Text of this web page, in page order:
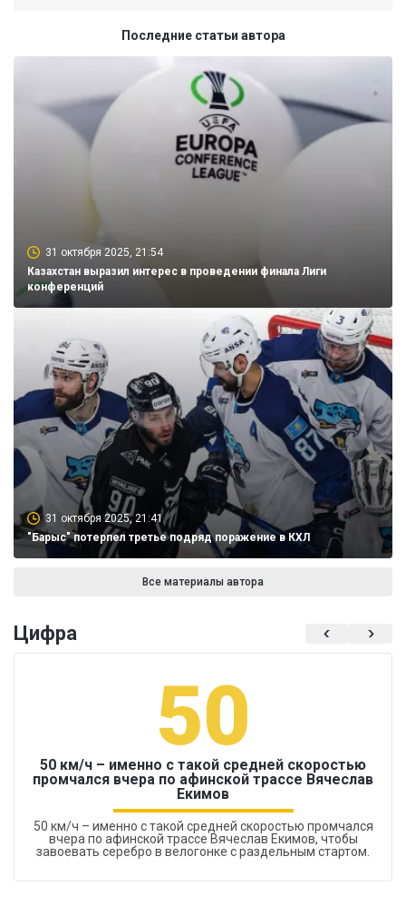
Последние статьи автора
31 октября 2025, 21:54
Казахстан выразил интерес в проведении финала Лиги
конференций
31 октября 2025, 21:41
"Барыс" потерпел третье подряд поражение в КХЛ
Все материалы автора
Цифра
50
50 км/ч – именно с такой средней скоростью
промчался вчера по афинской трассе Вячеслав
Екимов
50 км/ч – именно с такой средней скоростью промчался
вчера по афинской трассе Вячеслав Екимов, чтобы
завоевать серебро в велогонке с раздельным стартом.